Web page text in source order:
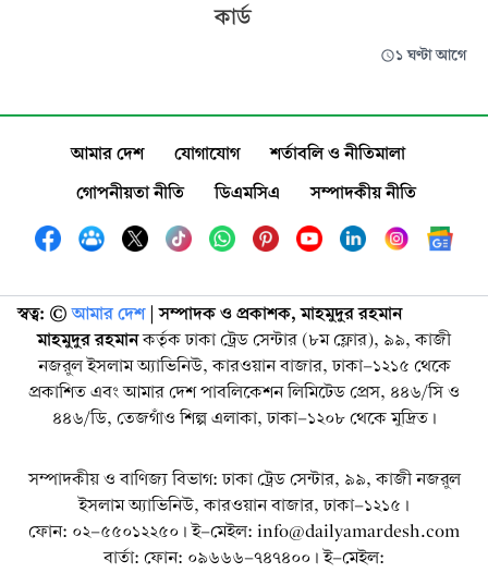
কার্ড
১ ঘণ্টা আগে
আমার দেশ যোগাযোগ
শর্তাবলি ও নীতিমালা
গোপনীয়তা নীতি
ডিএমসিএ সম্পাদকীয় নীতি
স্বত্ব: ©️ আমার দেশ| সম্পাদক ও প্রকাশক, মাহমুদুর রহমান
মাহমুদুর রহমানকর্তৃক ঢাকা ট্রেড সেন্টার (৮ম ফ্লোর), ৯৯, কাজী
নজরুল ইসলাম অ্যাভিনিউ, কারওয়ান বাজার, ঢাকা-১২১৫ থেকে
প্রকাশিত এবং আমার দেশ পাবলিকেশন লিমিটেড প্রেস, ৪৪৬/সি ও
৪৪৬/ডি, তেজগাঁও শিল্প এলাকা, ঢাকা-১২০৮ থেকে মুদ্রিত।
সম্পাদকীয় ও বাণিজ্য বিভাগ: ঢাকা ট্রেড সেন্টার, ৯৯, কাজী নজরুল
ইসলাম অ্যাভিনিউ, কারওয়ান বাজার, ঢাকা-১২১৫।
ফোন: ০২-৫৫০১২২৫০। ই-মেইল: info@dailyamardesh.com
বার্তা: ফোন: ০৯৬৬৬-৭৪৭৪০০। ই-মেইল: